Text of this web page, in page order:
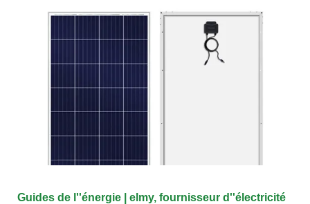
Guides de l''énergie | elmy, fournisseur d''électricité